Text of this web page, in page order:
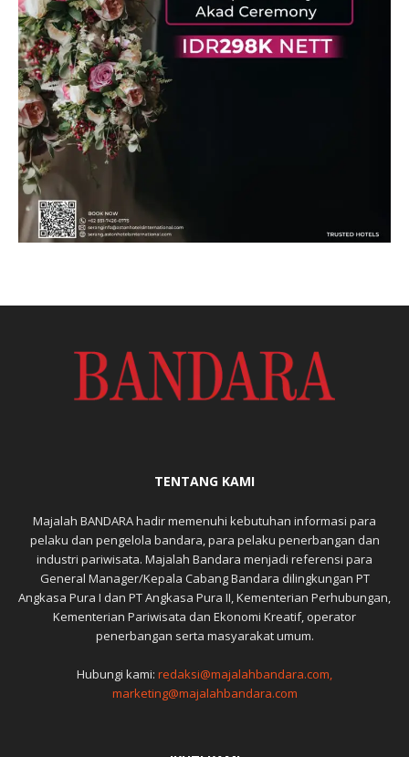
TENTANG KAMI
Majalah BANDARA hadir memenuhi kebutuhan informasi para
pelaku dan pengelola bandara, para pelaku penerbangan dan
industri pariwisata. Majalah Bandara menjadi referensi para
General Manager/Kepala Cabang Bandara dilingkungan PT
Angkasa Pura I dan PT Angkasa Pura II, Kementerian Perhubungan,
Kementerian Pariwisata dan Ekonomi Kreatif, operator
penerbangan serta masyarakat umum.
Hubungi kami: redaksi@majalahbandara.com,
marketing@majalahbandara.com